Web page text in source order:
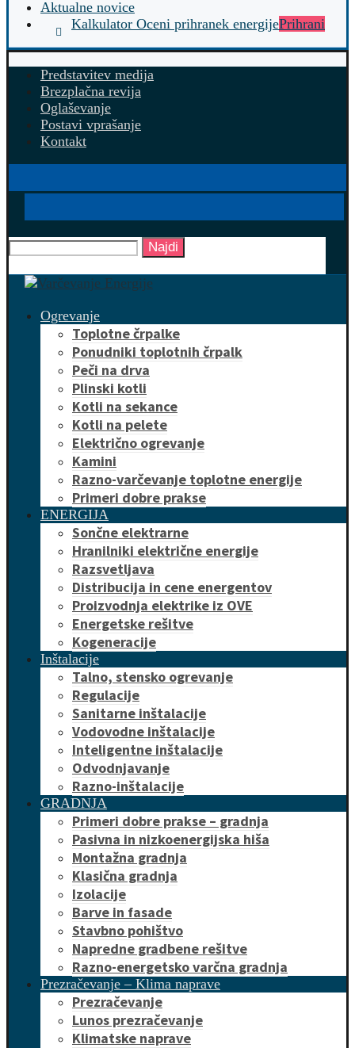
Aktualne novice
Kalkulator Oceni prihranek energijePrihrani
Predstavitev medija
Brezplačna revija
Oglaševanje
Postavi vprašanje
Kontakt
Najdi
Ogrevanje
Toplotne črpalke
Ponudniki toplotnih črpalk
Peči na drva
Plinski kotli
Kotli na sekance
Kotli na pelete
Električno ogrevanje
Kamini
Razno-varčevanje toplotne energije
Primeri dobre prakse
ENERGIJA
Sončne elektrarne
Hranilniki električne energije
Razsvetljava
Distribucija in cene energentov
Proizvodnja elektrike iz OVE
Energetske rešitve
Kogeneracije
Inštalacije
Talno, stensko ogrevanje
Regulacije
Sanitarne inštalacije
Vodovodne inštalacije
Inteligentne inštalacije
Odvodnjavanje
Razno-inštalacije
GRADNJA
Primeri dobre prakse – gradnja
Pasivna in nizkoenergijska hiša
Montažna gradnja
Klasična gradnja
Izolacije
Barve in fasade
Stavbno pohištvo
Napredne gradbene rešitve
Razno-energetsko varčna gradnja
Prezračevanje – Klima naprave
Prezračevanje
Lunos prezračevanje
Klimatske naprave